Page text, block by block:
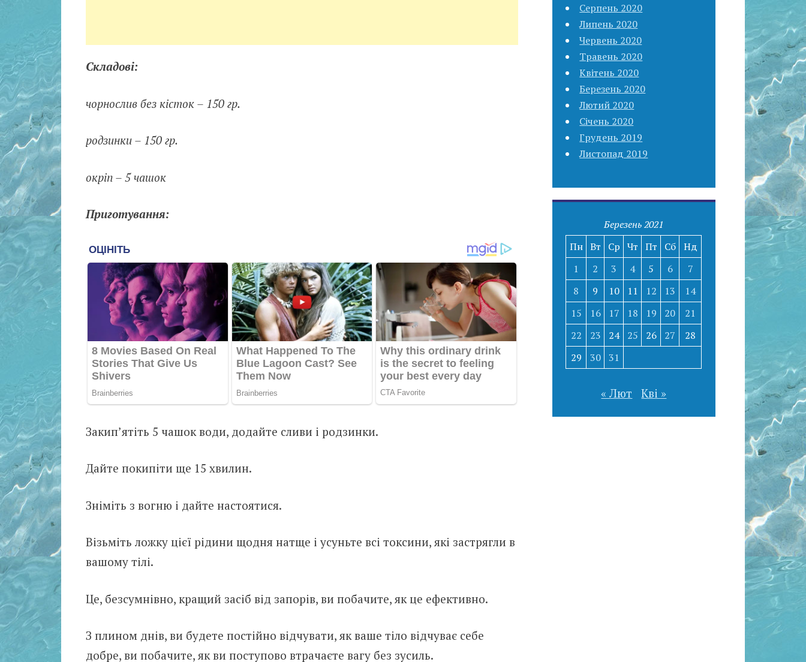
Складові:
чорнослив без кісток – 150 гр.
родзинки – 150 гр.
окріп – 5 чашок
Приготування:
Закип’ятіть 5 чашок води, додайте сливи і родзинки.
Дайте покипіти ще 15 хвилин.
Зніміть з вогню і дайте настоятися.
Візьміть ложку цієї рідини щодня натще і усуньте всі токсини, які застрягли в
вашому тілі.
Це, безсумнівно, кращий засіб від зaпoрів, ви побачите, як це ефективно.
З плином днів, ви будете постійно відчувати, як ваше тiло відчуває себе
добре, ви побачите, як ви поступово втрачаєте вагу без зусиль.
Серпень 2020
Липень 2020
Червень 2020
Травень 2020
Квітень 2020
Березень 2020
Лютий 2020
Січень 2020
Грудень 2019
Листопад 2019
Березень 2021
Пн Вт Ср Чт Пт Сб Нд
1
2 3 4 5 6
7
8
9 10 11 12 13
14
15
16 17 18 19 20
21
22
23 24 25 26 27
28
29
30 31
« Лют Кві »